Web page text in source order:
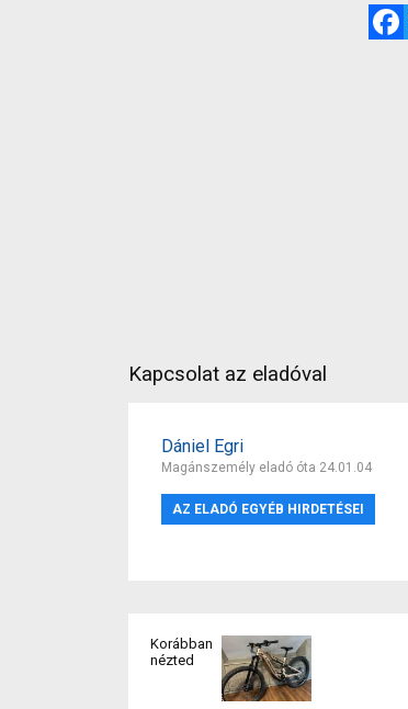
Kapcsolat az eladóval
Dániel Egri
Magánszemély eladó óta 24.01.04
AZ ELADÓ EGYÉB HIRDETÉSEI
Korábban
nézted